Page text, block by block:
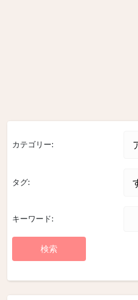
カテゴリー:
タグ:
キーワード: